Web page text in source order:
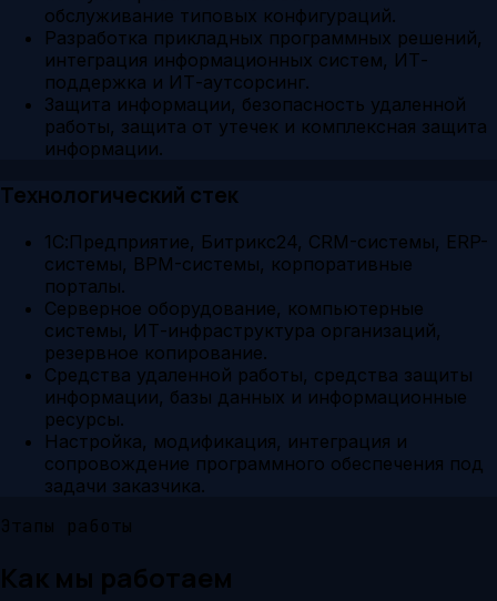
обслуживание типовых конфигураций.
Разработка прикладных программных решений,
интеграция информационных систем, ИТ-
поддержка и ИТ-аутсорсинг.
Защита информации, безопасность удаленной
работы, защита от утечек и комплексная защита
информации.
Технологический стек
1С:Предприятие, Битрикс24, CRM-системы, ERP-
системы, BPM-системы, корпоративные
порталы.
Серверное оборудование, компьютерные
системы, ИТ-инфраструктура организаций,
резервное копирование.
Средства удаленной работы, средства защиты
информации, базы данных и информационные
ресурсы.
Настройка, модификация, интеграция и
сопровождение программного обеспечения под
задачи заказчика.
Этапы работы
Как мы работаем